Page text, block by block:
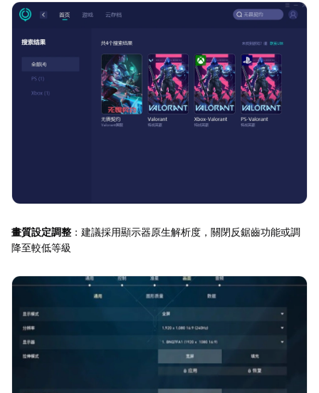
畫質設定調整 ：建議採用顯示器原生解析度，關閉反鋸齒功能或調
降至較低等級